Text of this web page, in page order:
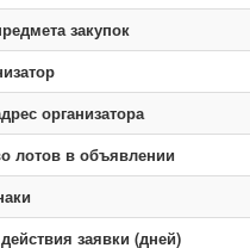
закупок
организатора
лотов в объявлении
заявки (дней)